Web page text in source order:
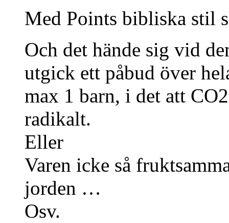
Med Points bibliska stil
Och det hände sig vid
utgick ett påbud över
max 1 barn, i det att
radikalt.
Eller
Varen icke så
jorden …
Osv.